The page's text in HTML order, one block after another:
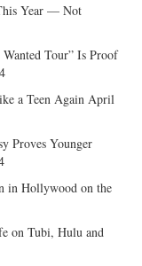
Year — Not
Tour” Is Proof
a Teen Again April
Proves Younger
in Hollywood on the
on Tubi, Hulu and